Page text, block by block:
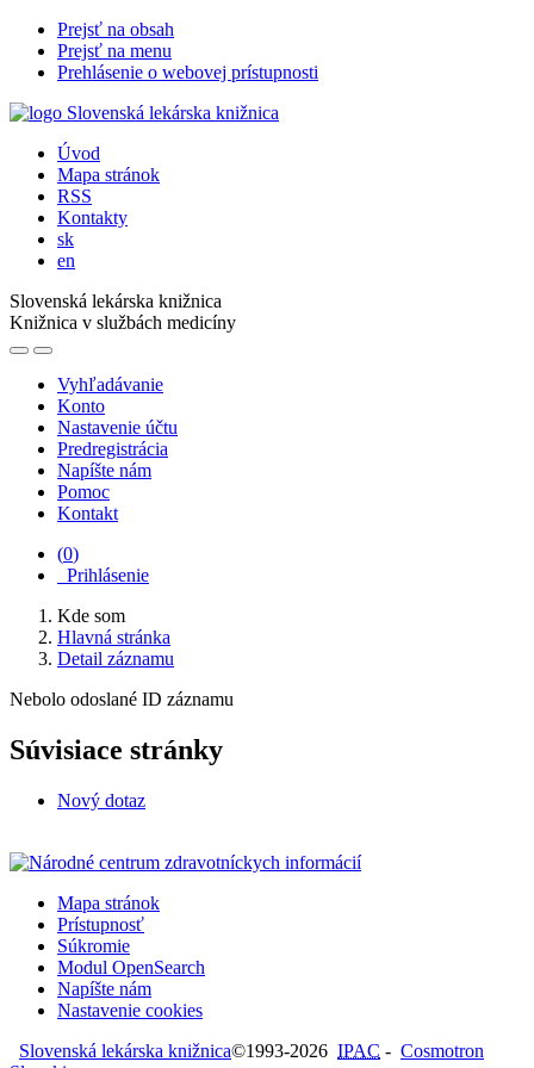
Prejsť na obsah
Prejsť na menu
Prehlásenie o webovej prístupnosti
Úvod
Mapa stránok
RSS
Kontakty
sk
en
Slovenská lekárska knižnica
Knižnica v službách medicíny
Vyhľadávanie
Konto
Nastavenie účtu
Predregistrácia
Napíšte nám
Pomoc
Kontakt
(0)
Prihlásenie
Kde som
Hlavná stránka
Detail záznamu
Nebolo odoslané ID záznamu
Súvisiace stránky
Nový dotaz
Mapa stránok
Prístupnosť
Súkromie
Modul OpenSearch
Napíšte nám
Nastavenie cookies
Slovenská lekárska knižnica©1993-2026 IPAC - Cosmotron